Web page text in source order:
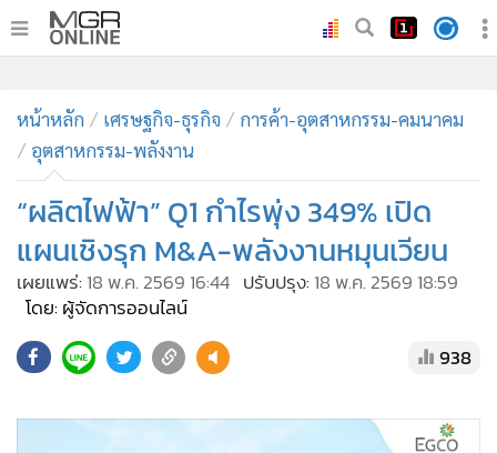
• ทันเหตุการณ์
• ภาคใต้
• ภูมิภาค
Online Section
• บันเทิง
• ผู้จัดการรายวัน
คอลัมนิสต์
• ละคร
หน้าหลัก เศรษฐกิจ-ธุรกิจ
การค้า-อุตสาหกรรม-คมนาคม
อุตสาหกรรม-พลังงาน
“ผลิตไฟฟ้า” Q1 กำไรพุ่ง 349% เปิด
แผนเชิงรุก M&A-พลังงานหมุนเวียน